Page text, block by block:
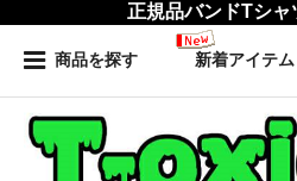
正規品バンドTシ
商品を探す 新着アイテム